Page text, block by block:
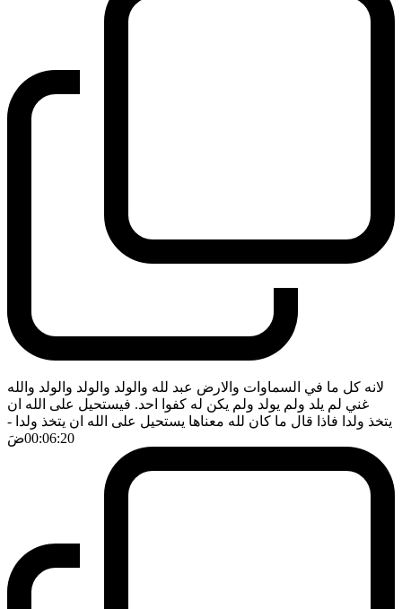
لانه كل ما في السماوات والارض عبد لله والولد والولد والولد والله
غني لم يلد ولم يولد ولم يكن له كفوا احد. فيستحيل على الله ان
يتخذ ولدا فاذا قال ما كان لله معناها يستحيل على الله ان يتخذ ولدا -
00:06:20ضَ